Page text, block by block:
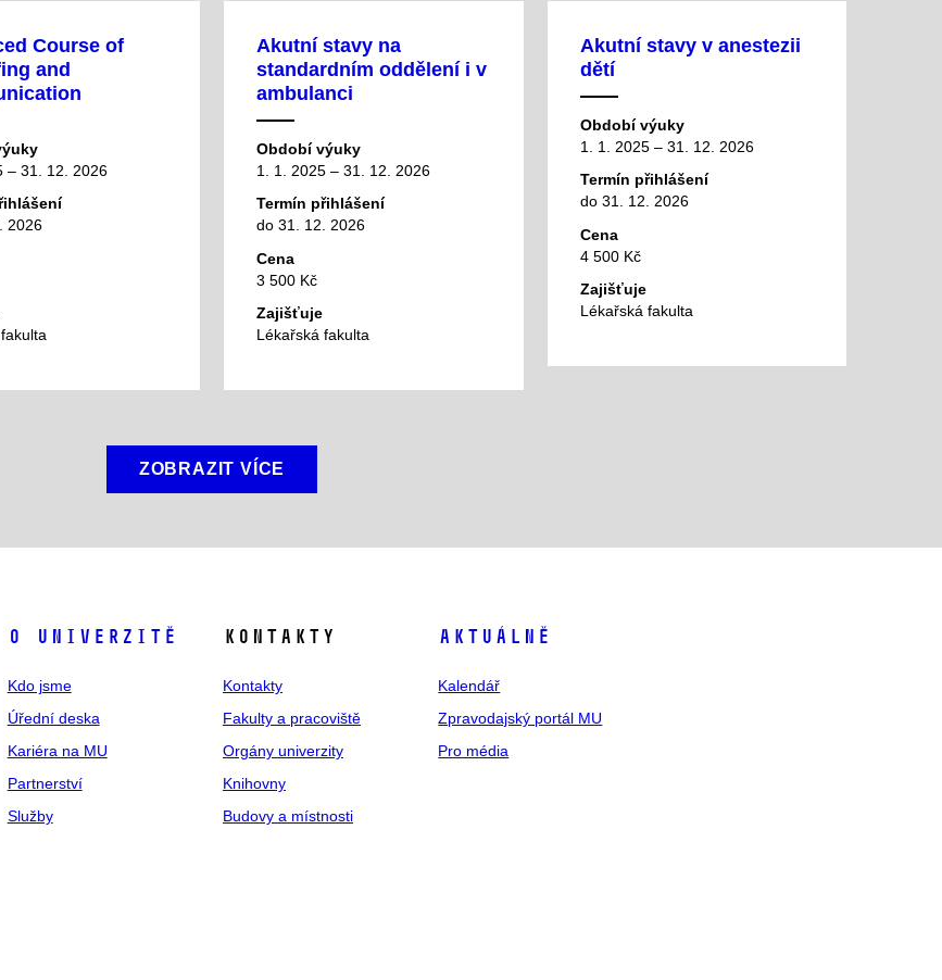
Course of
and
– 31. 12. 2026
2026
Akutní stavy na
standardním oddělení i v
ambulanci
Období výuky
1. 1. 2025 – 31. 12. 2026
Termín přihlášení
do 31. 12. 2026
Cena
3 500 Kč
Zajišťuje
Lékařská fakulta
Akutní stavy v anestezii
dětí
Období výuky
1. 1. 2025 – 31. 12. 2026
Termín přihlášení
do 31. 12. 2026
Cena
4 500 Kč
Zajišťuje
Lékařská fakulta
ZOBRAZIT VÍCE
O univerzitě
Kdo jsme
Úřední deska
Kariéra na MU
Partnerství
Služby
Kontakty
Kontakty
Fakulty a pracoviště
Orgány univerzity
Knihovny
Budovy a místnosti
Aktuálně
Kalendář
Zpravodajský portál MU
Pro média